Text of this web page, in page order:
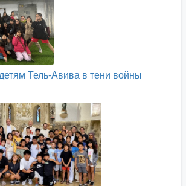
Тель-Авива в тени войны